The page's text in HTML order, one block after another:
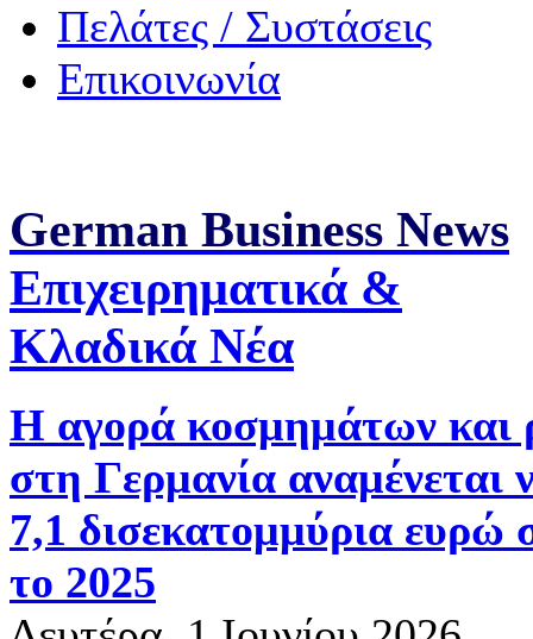
Πελάτες / Συστάσεις
Επικοινωνία
German Business News
Επιχειρηματικά &
Κλαδικά Νέα
Η αγορά κοσμημάτων και
στη Γερμανία αναμένεται
7,1 δισεκατομμύρια ευρώ
το 2025